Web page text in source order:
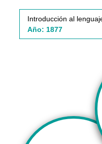
Introducción al
Año: 1877